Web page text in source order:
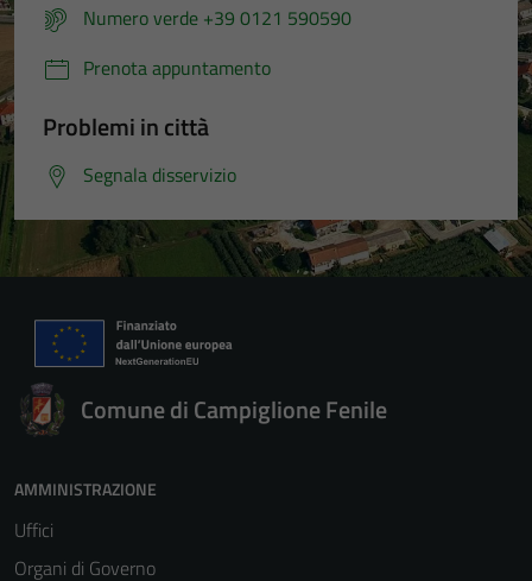
Numero verde +39 0121 590590
Prenota appuntamento
Problemi in città
Segnala disservizio
Comune di Campiglione Fenile
AMMINISTRAZIONE
Uffici
Organi di Governo